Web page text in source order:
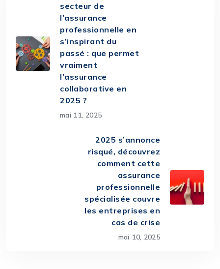
secteur de
l’assurance
professionnelle en
s’inspirant du
passé : que permet
vraiment
l’assurance
collaborative en
2025 ?
mai 11, 2025
2025 s’annonce
risqué, découvrez
comment cette
assurance
professionnelle
spécialisée couvre
les entreprises en
cas de crise
mai 10, 2025